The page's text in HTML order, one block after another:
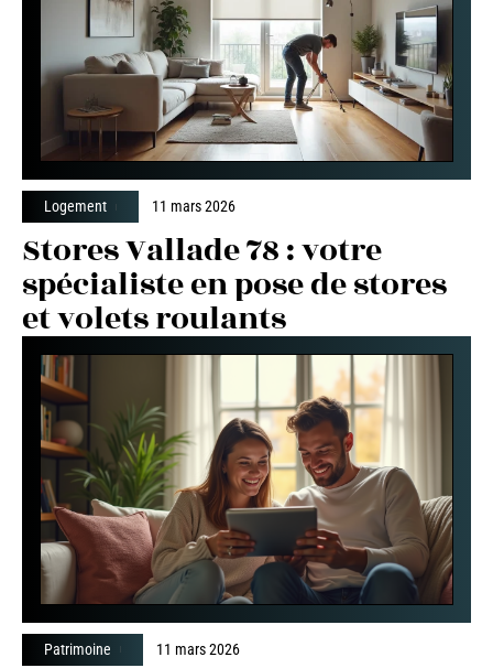
Logement 11 mars 2026
Stores Vallade 78 : votre
spécialiste en pose de stores
et volets roulants
Patrimoine 11 mars 2026